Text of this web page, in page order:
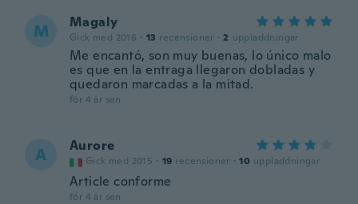
M Magaly
Gick med 2016 · 13 recensioner · 2 uppladdningar
Me encantó, son muy buenas, lo único malo
es que en la entraga llegaron dobladas y
quedaron marcadas a la mitad.
för 4 år sen
A Aurore
Gick med 2015 · 19 recensioner · 10 uppladdningar
Article conforme
för 4 år sen